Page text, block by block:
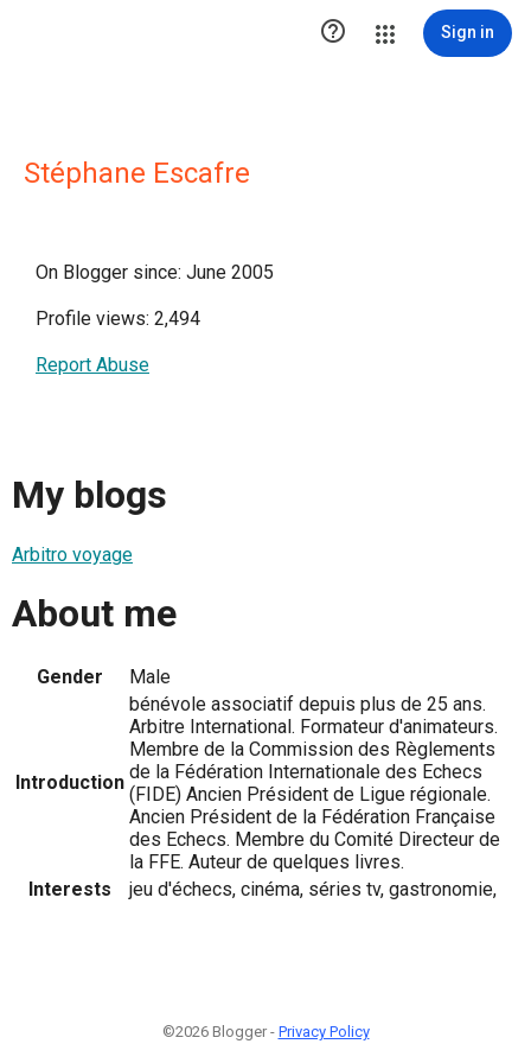
 Sign in
Stéphane Escafre
On Blogger since: June 2005
Profile views: 2,494
Report Abuse
My blogs
Arbitro voyage
About me
Gender Male
Introduction
bénévole associatif depuis plus de 25 ans.
Arbitre International. Formateur d'animateurs.
Membre de la Commission des Règlements
de la Fédération Internationale des Echecs
(FIDE) Ancien Président de Ligue régionale.
Ancien Président de la Fédération Française
des Echecs. Membre du Comité Directeur de
la FFE. Auteur de quelques livres.
Interests
jeu d'échecs, cinéma, séries tv, gastronomie,
©2026 Blogger - Privacy Policy